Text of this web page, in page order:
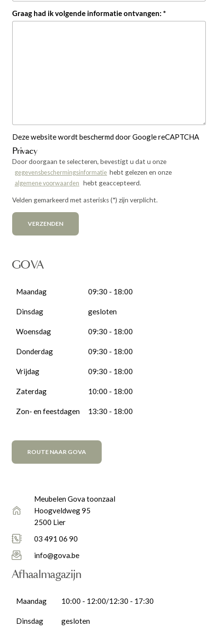
Graag had ik volgende informatie ontvangen: *
Deze website wordt beschermd door Google reCAPTCHA
Privacy
Door doorgaan te selecteren, bevestigt u dat u onze
gegevensbeschermingsinformatie hebt gelezen en onze
algemene voorwaarden hebt geaccepteerd.
Velden gemarkeerd met asterisks (*) zijn verplicht.
VERZENDEN
GOVA
Maandag 09:30 - 18:00
Dinsdag gesloten
Woensdag 09:30 - 18:00
Donderdag 09:30 - 18:00
Vrijdag 09:30 - 18:00
Zaterdag 10:00 - 18:00
Zon- en feestdagen 13:30 - 18:00
ROUTE NAAR GOVA
Meubelen Gova toonzaal
Hoogveldweg 95
2500 Lier
03 491 06 90
info@gova.be
Afhaalmagazijn
Maandag 10:00 - 12:00/12:30 - 17:30
Dinsdag gesloten